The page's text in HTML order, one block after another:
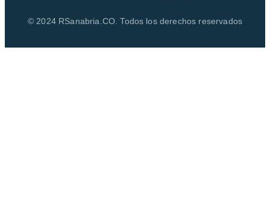
© 2024 RSanabria.CO. Todos los derechos reservados